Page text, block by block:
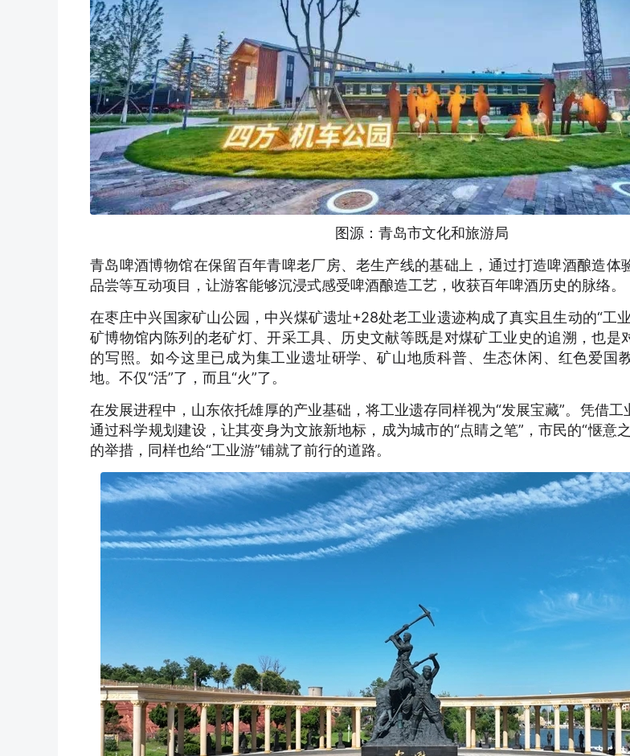
图源：青岛市文化和旅游局
青岛啤酒博物馆在保留百年青啤老厂房、老生产线的基础上，通过打造啤酒酿造体
品尝等互动项目，让游客能够沉浸式感受啤酒酿造工艺，收获百年啤酒历史的脉络。
在枣庄中兴国家矿山公园，中兴煤矿遗址+28处老工业遗迹构成了真实且生动的“工
矿博物馆内陈列的老矿灯、开采工具、历史文献等既是对煤矿工业史的追溯，也是
的写照。如今这里已成为集工业遗址研学、矿山地质科普、生态休闲、红色爱国
地。不仅“活”了，而且“火”了。
在发展进程中，山东依托雄厚的产业基础，将工业遗存同样视为“发展宝藏”。凭借工
通过科学规划建设，让其变身为文旅新地标，成为城市的“点睛之笔”，市民的“惬意
的举措，同样也给“工业游”铺就了前行的道路。